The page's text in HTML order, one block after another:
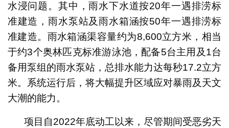
水浸问题。其中，雨水下水道按20年一遇排涝标
准建造，雨水泵站及雨水箱涵按50年一遇排涝标
准建造。雨水箱涵渠容量约为8,600立方米，相当
于约3个奥林匹克标准游泳池，配备5台主用及1台
备用泵组的雨水泵站，总排水能力达每秒17.2立方
米。系统运行后，将大幅提升区域应对暴雨及天文
大潮的能力。
项目自2022年底动工以来，尽管期间受恶劣天